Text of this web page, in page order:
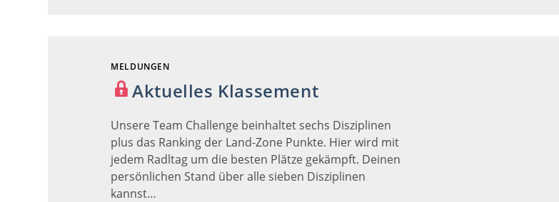
MELDUNGEN
Aktuelles Klassement
Unsere Team Challenge beinhaltet sechs Disziplinen
plus das Ranking der Land-Zone Punkte. Hier wird mit
jedem Radltag um die besten Plätze gekämpft. Deinen
persönlichen Stand über alle sieben Disziplinen
kannst…